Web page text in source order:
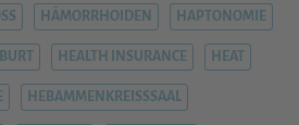
HÄMORRHOIDEN HAPTONOMIE
HEALTH INSURANCE HEAT
HEBAMMENKREISSSAAL